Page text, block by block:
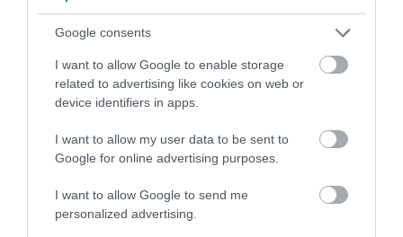
Google consents
I want to allow Google to enable storage
related to advertising like cookies on web or
device identifiers in apps.
I want to allow my user data to be sent to
Google for online advertising purposes.
I want to allow Google to send me
personalized advertising.
OKOZOTT
2022. december 14|Riasztó
A Miskolci Járási Ügyészség vádat emelt egy 45 éves férfi ellen
több rendbeli közlekedés biztonsága elleni bűntett miatt, aki a
háza udvaráról lézerfényt kibocsátó pointerrel a kiképzési
gyakorl...
KFOR: TÖBB MAGYAR KATONÁT MEGLŐTTEK A KOSZOVÓI
ZAVARGÁSOK ALATT
30 békefenntartó sérült meg az észak-koszovói Zvecanban a